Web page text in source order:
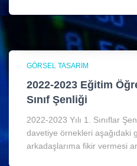
GÖRSEL TASARIM
2022-2023 Eğitim
Sınıf Şenliği
2022-2023 Yılı 1. Sınıflar
davetiye örnekleri aşağıdaki
arkadaşlarıma fikir vermesi